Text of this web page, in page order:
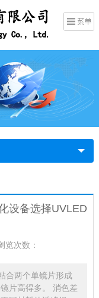
设备选择UVLED
览次数：
合两个单镜片形成
片高得多。 消色差